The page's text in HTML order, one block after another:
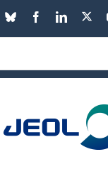
Bluesky FacebookLinkedIn